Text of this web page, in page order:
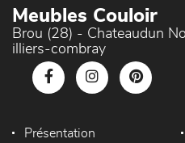
Meubles Couloir
Brou (28) - Chateaudun
illiers-combray
Présentation